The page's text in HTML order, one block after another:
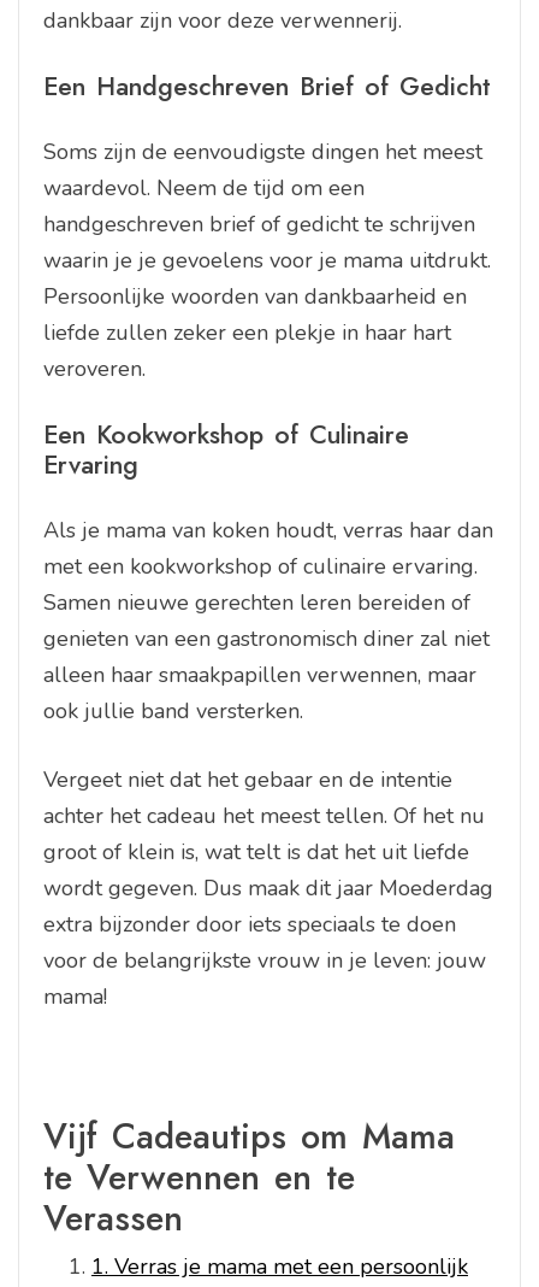
dankbaar zijn voor deze verwennerij.
Een Handgeschreven Brief of Gedicht
Soms zijn de eenvoudigste dingen het meest
waardevol. Neem de tijd om een
handgeschreven brief of gedicht te schrijven
waarin je je gevoelens voor je mama uitdrukt.
Persoonlijke woorden van dankbaarheid en
liefde zullen zeker een plekje in haar hart
veroveren.
Een Kookworkshop of Culinaire
Ervaring
Als je mama van koken houdt, verras haar dan
met een kookworkshop of culinaire ervaring.
Samen nieuwe gerechten leren bereiden of
genieten van een gastronomisch diner zal niet
alleen haar smaakpapillen verwennen, maar
ook jullie band versterken.
Vergeet niet dat het gebaar en de intentie
achter het cadeau het meest tellen. Of het nu
groot of klein is, wat telt is dat het uit liefde
wordt gegeven. Dus maak dit jaar Moederdag
extra bijzonder door iets speciaals te doen
voor de belangrijkste vrouw in je leven: jouw
mama!
Vijf Cadeautips om Mama
te Verwennen en te
Verassen
1. Verras je mama met een persoonlijk